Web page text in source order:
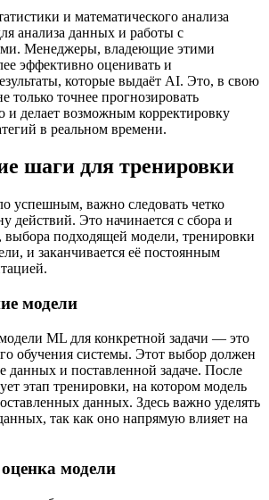
и математического анализа
анализа данных и работы с
Менеджеры, владеющие этими
эффективно оценивать и
которые выдаёт AI. Это, в свою
только точнее прогнозировать
и делает возможным корректировку
в реальном времени.
шаги для тренировки
успешным, важно следовать четко
действий. Это начинается с сбора и
подходящей модели, тренировки
и заканчивается её постоянным
модели
ML для конкретной задачи — это
обучения системы. Этот выбор должен
данных и поставленной задаче. После
этап тренировки, на котором модель
данных. Здесь важно уделять
так как оно напрямую влияет на
модели